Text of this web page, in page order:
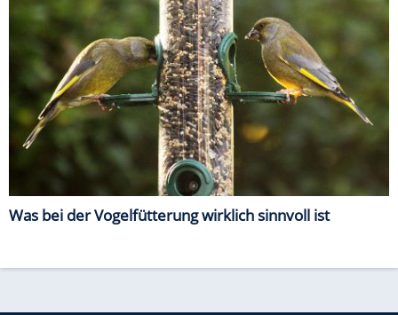
Was bei der Vogelfütterung wirklich sinnvoll ist